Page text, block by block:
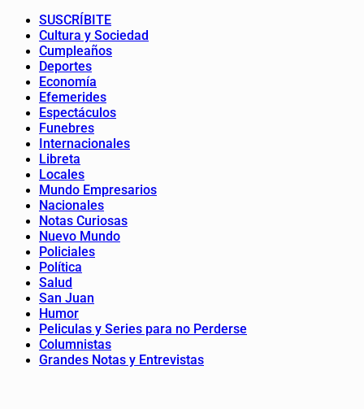
SUSCRÍBITE
Cultura y Sociedad
Cumpleaños
Deportes
Economía
Efemerides
Espectáculos
Funebres
Internacionales
Libreta
Locales
Mundo Empresarios
Nacionales
Notas Curiosas
Nuevo Mundo
Policiales
Política
Salud
San Juan
Humor
Peliculas y Series para no Perderse
Columnistas
Grandes Notas y Entrevistas